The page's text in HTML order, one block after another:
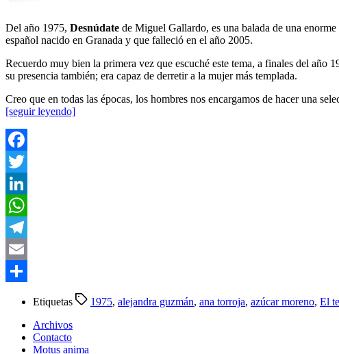
Del año 1975, Desnúdate de Miguel Gallardo, es una balada de una
español nacido en Granada y que falleció en el año 2005.
Recuerdo muy bien la primera vez que escuché este tema, a finales del
su presencia también; era capaz de derretir a la mujer más templada.
Creo que en todas las épocas, los hombres nos encargamos de hacer una
[seguir leyendo]
Facebook
Twitter
LinkedIn
WhatsApp
Telegram
Email
Etiquetas 1975, alejandra guzmán, ana torroja, azúcar moreno, El
Archivos
Contacto
Motus anima